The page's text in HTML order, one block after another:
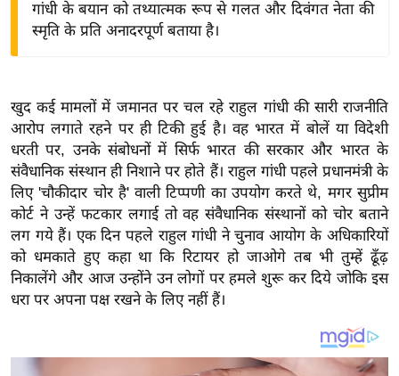
ग
त
वि
शे
ष
ज्ञ
रा
य
ट
गांधी के बयान को तथ्यात्मक रूप से गलत और दिवंगत नेता की
स्मृति के प्रति अनादरपूर्ण बताया है।
खुद कई मामलों में जमानत पर चल रहे राहुल गांधी की सारी राजनीति
आरोप लगाते रहने पर ही टिकी हुई है। वह भारत में बोलें या विदेशी
धरती पर, उनके संबोधनों में सिर्फ भारत की सरकार और भारत के
संवैधानिक संस्थान ही निशाने पर होते हैं। राहुल गांधी पहले प्रधानमंत्री के
लिए 'चौकीदार चोर है' वाली टिप्पणी का उपयोग करते थे, मगर सुप्रीम
कोर्ट ने उन्हें फटकार लगाई तो वह संवैधानिक संस्थानों को चोर बताने
लग गये हैं। एक दिन पहले राहुल गांधी ने चुनाव आयोग के अधिकारियों
को धमकाते हुए कहा था कि रिटायर हो जाओगे तब भी तुम्हें ढूँढ़
निकालेंगे और आज उन्होंने उन लोगों पर हमले शुरू कर दिये जोकि इस
धरा पर अपना पक्ष रखने के लिए नहीं हैं।